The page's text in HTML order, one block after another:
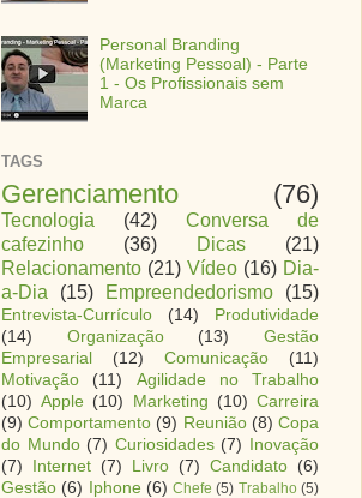
Personal Branding
(Marketing Pessoal) - Parte
1 - Os Profissionais sem
Marca
TAGS
Gerenciamento (76)
Tecnologia (42)
Conversa de
cafezinho
(36) Dicas
(21)
Relacionamento (21) Vídeo (16) Dia-
a-Dia
(15) Empreendedorismo (15)
Entrevista-Currículo (14)
Produtividade
(14)
Organização (13)
Gestão
Empresarial
(12) Comunicação
(11)
Motivação
(11)
Agilidade no Trabalho
(10) Apple (10) Marketing (10) Carreira
(9) Comportamento (9) Reunião (8) Copa
do Mundo (7) Curiosidades (7)
Inovação
(7)
Internet (7) Livro (7) Candidato (6)
Gestão (6) Iphone (6) Chefe (5) Trabalho (5)